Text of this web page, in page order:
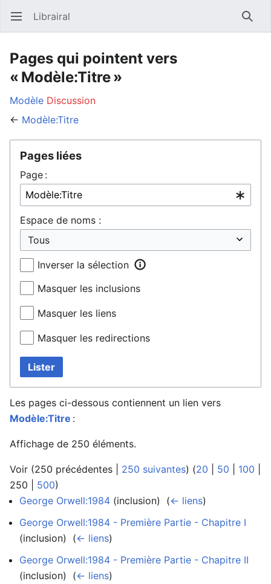
Ouvrir le menu principal Librairal
Pages qui pointent vers
« Modèle:Titre »
Modèle Discussion
← Modèle:Titre
Pages liées
Page :
Espace de noms :
Inverser la sélection
Masquer les inclusions
Masquer les liens
Masquer les redirections
Lister
Les pages ci-dessous contiennent un lien vers
Modèle:Titre :
Affichage de 250 éléments.
Voir (250 précédentes 250 suivantes) (20 50 100
250
500)
George Orwell:1984 (inclusion) ‎ (← liens)
George Orwell:1984 - Première Partie - Chapitre I
(inclusion) ‎ (← liens)
George Orwell:1984 - Première Partie - Chapitre II
(inclusion) ‎ (← liens)